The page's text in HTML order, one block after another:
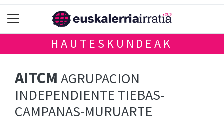
HAUTESKUNDEAK
AITCM AGRUPACION
INDEPENDIENTE TIEBAS-
CAMPANAS-MURUARTE